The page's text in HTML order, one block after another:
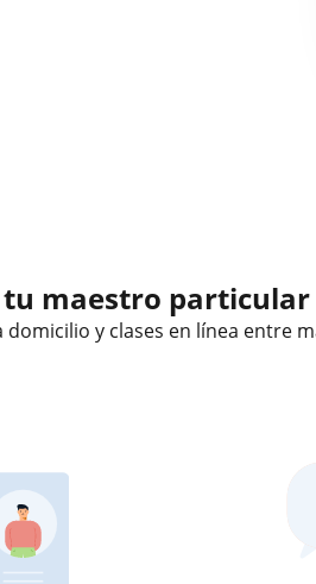
maestro particular
domicilio y clases en línea entre